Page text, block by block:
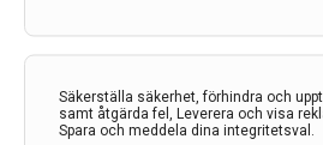
Säkerställa säkerhet, förhindra och
samt åtgärda fel, Leverera och visa
Spara och meddela dina integritetsval.